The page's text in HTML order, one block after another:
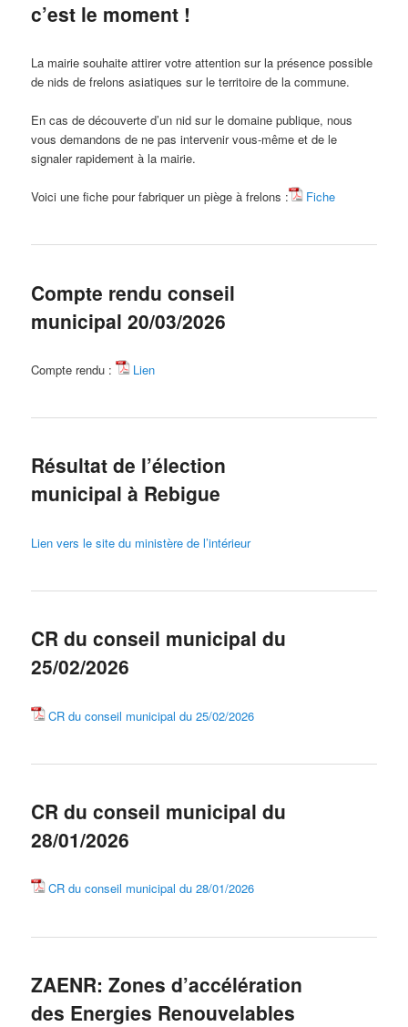
c’est le moment !
La mairie souhaite attirer votre attention sur la présence possible
de nids de frelons asiatiques sur le territoire de la commune.
En cas de découverte d’un nid sur le domaine publique, nous
vous demandons de ne pas intervenir vous-même et de le
signaler rapidement à la mairie.
Voici une fiche pour fabriquer un piège à frelons : Fiche
Compte rendu conseil
municipal 20/03/2026
Compte rendu : Lien
Résultat de l’élection
municipal à Rebigue
Lien vers le site du ministère de l’intérieur
CR du conseil municipal du
25/02/2026
CR du conseil municipal du 25/02/2026
CR du conseil municipal du
28/01/2026
CR du conseil municipal du 28/01/2026
ZAENR: Zones d’accélération
des Energies Renouvelables